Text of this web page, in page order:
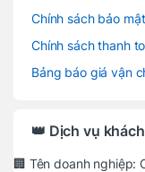
Chính sách bảo mật
Chính sách thanh
Bảng báo giá vận
👑 Dịch vụ
🏢 Tên doanh nghiệp: